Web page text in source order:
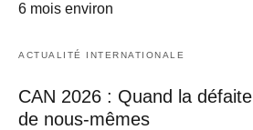
6 mois environ
ACTUALITÉ INTERNATIONALE
CAN 2026 : Quand la
de nous-mêmes